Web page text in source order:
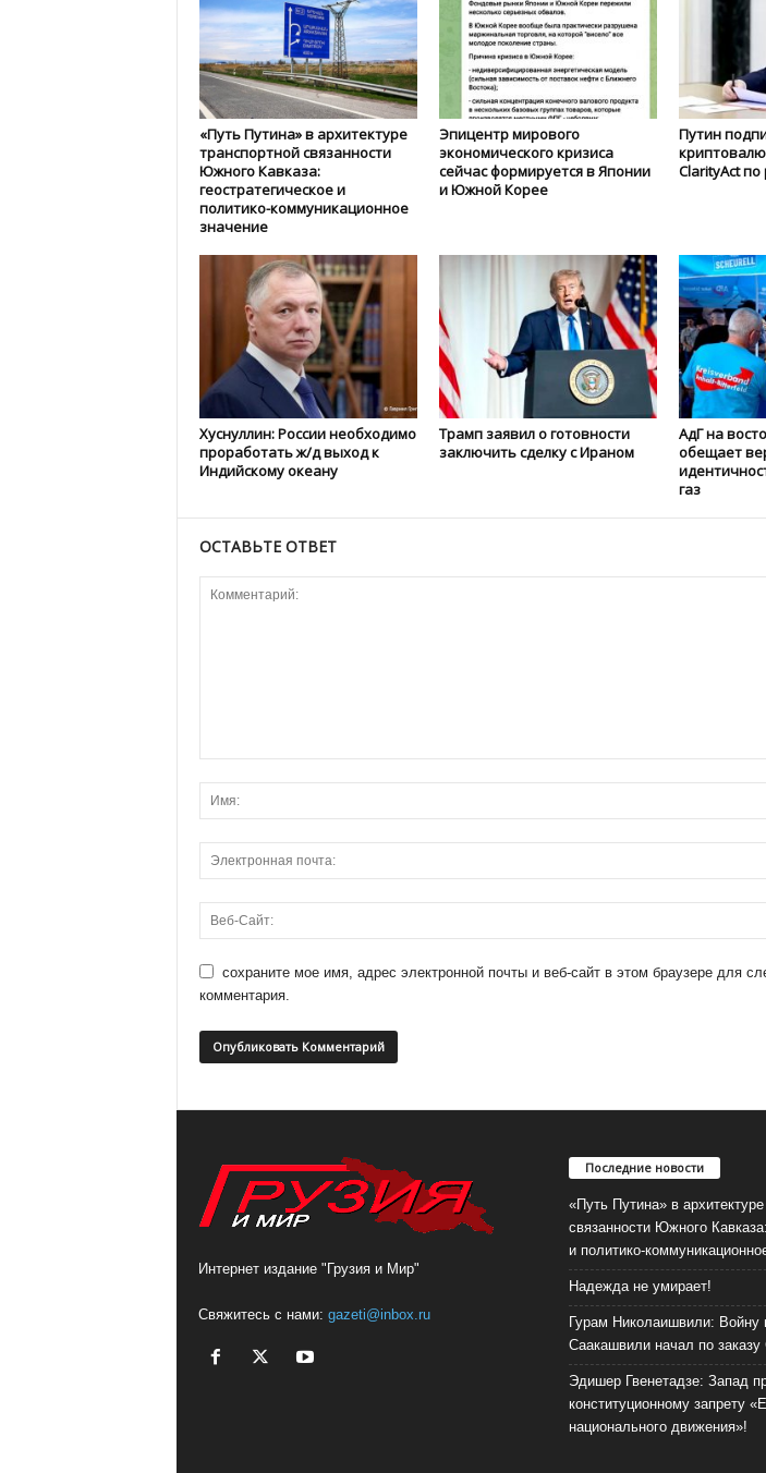
«Путь Путина» в архитектуре
транспортной связанности
Южного Кавказа:
геостратегическое и
политико-коммуникационное
значение
Эпицентр мирового
экономического кризиса
сейчас формируется в Японии
и Южной Корее
Путин
ClarityAct по
Хуснуллин: России необходимо
проработать ж/д выход к
Индийскому океану
Трамп заявил о готовности
заключить сделку с Ираном
АдГ на
обещает
газ
ОСТАВЬТЕ ОТВЕТ
сохраните мое имя, адрес электронной почты и веб-сайт в этом браузере для
комментария.
Интернет издание "Грузия и Мир"
Свяжитесь с нами: gazeti@inbox.ru
Последние новости
«Путь Путина» в
связанности Южного
и политико-
Надежда не умирает!
Гурам Николаишвили: Войну
Саакашвили начал по
Эдишер Гвенетадзе: Запад
конституционному запрету
национального движения»!